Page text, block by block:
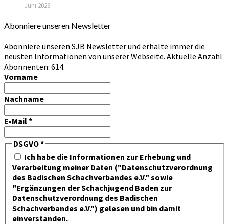
Juni 2026
Abonniere unseren Newsletter
Abonniere unseren SJB Newsletter und erhalte immer die
neusten Informationen von unserer Webseite. Aktuelle Anzahl
Abonnenten: 614.
Vorname
Nachname
E-Mail*
DSGVO*
Ich habe die Informationen zur Erhebung und
Verarbeitung meiner Daten ("Datenschutzverordnung
des Badischen Schachverbandes e.V." sowie
"Ergänzungen der Schachjugend Baden zur
Datenschutzverordnung des Badischen
Schachverbandes e.V.") gelesen und bin damit
einverstanden.